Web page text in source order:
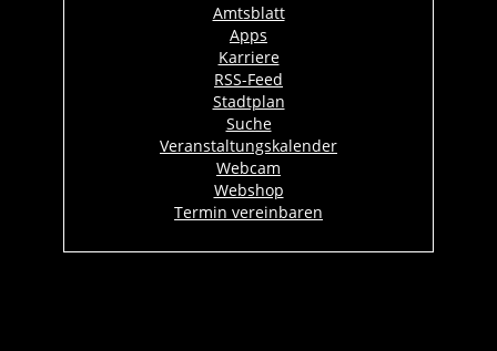
Amtsblatt
Apps
Karriere
RSS-Feed
Stadtplan
Suche
Veranstaltungskalender
Webcam
Webshop
Termin vereinbaren